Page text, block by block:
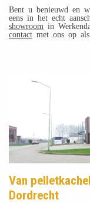
Bent u benieuwd en
eens in het echt
showroom in
contact met ons op
Van
Dordrecht